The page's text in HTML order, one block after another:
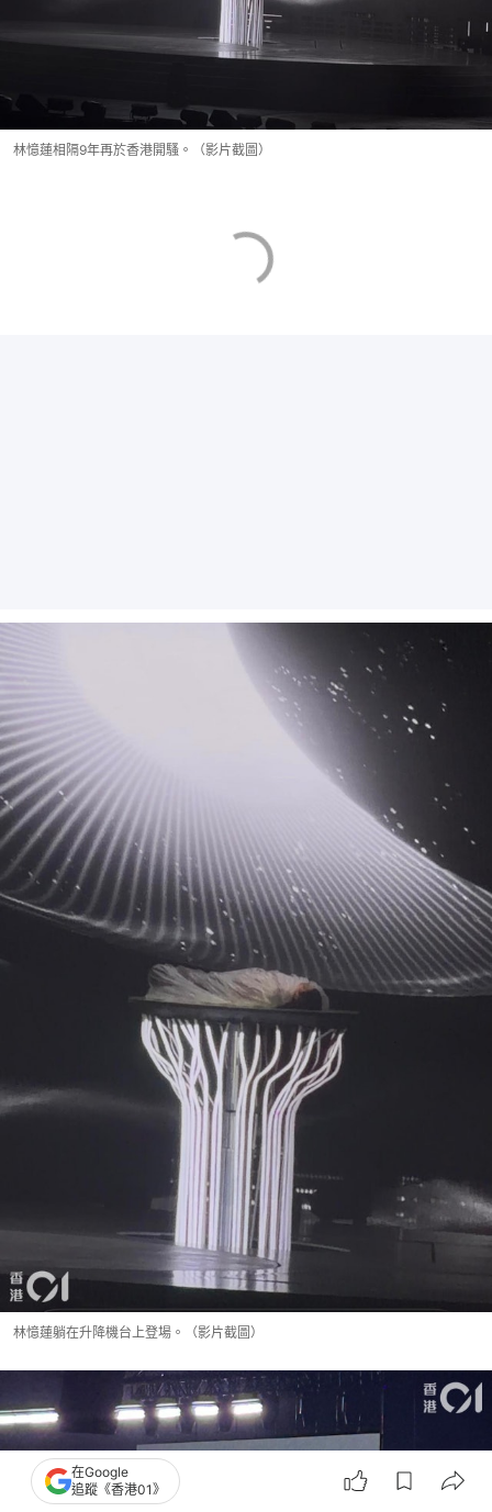
林憶蓮相隔9年再於香港開騷。（影片截圖）
林憶蓮躺在升降機台上登場。（影片截圖）
在Google
追蹤《香港01》